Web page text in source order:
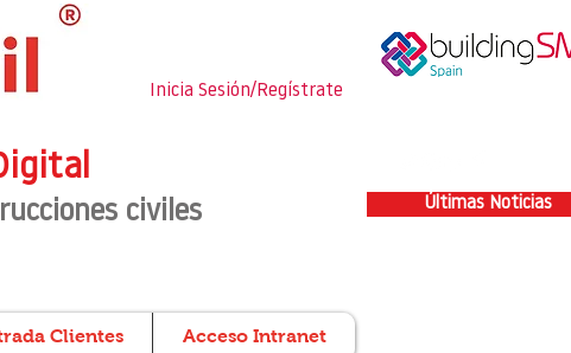
Inicia Sesión/Regístrate
civiles Últimas Noticias
Clientes Acceso Intranet